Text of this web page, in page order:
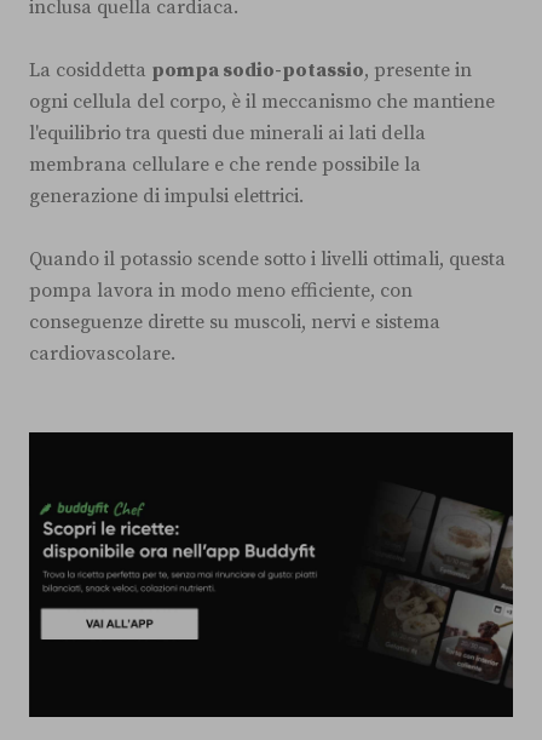
inclusa quella cardiaca.
La cosiddetta pompa sodio-potassio, presente in
ogni cellula del corpo, è il meccanismo che mantiene
l'equilibrio tra questi due minerali ai lati della
membrana cellulare e che rende possibile la
generazione di impulsi elettrici.
Quando il potassio scende sotto i livelli ottimali, questa
pompa lavora in modo meno efficiente, con
conseguenze dirette su muscoli, nervi e sistema
cardiovascolare.